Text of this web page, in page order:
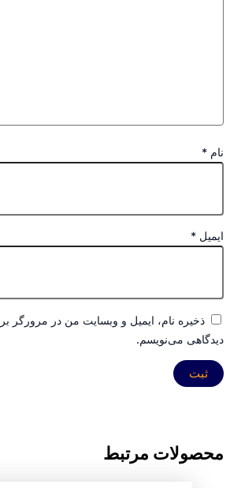
نام *
ایمیل *
ذخیره نام، ایمیل و وبسایت من در مرورگر
دیدگاهی می‌نویسم.
محصولات مرتبط